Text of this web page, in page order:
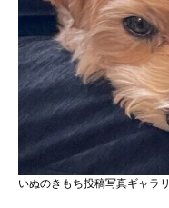
いぬのきもち投稿写真ギャラ